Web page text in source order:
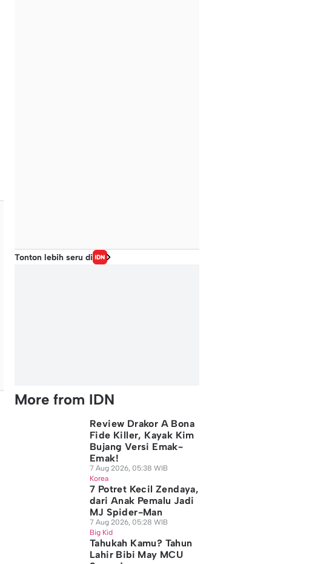
Tonton lebih seru di
More from IDN
Review Drakor A Bona
Fide Killer, Kayak Kim
Bujang Versi Emak-
Emak!
7 Aug 2026, 05:38 WIB
Korea
7 Potret Kecil Zendaya,
dari Anak Pemalu Jadi
MJ Spider-Man
7 Aug 2026, 05:28 WIB
Big Kid
Tahukah Kamu? Tahun
Lahir Bibi May MCU